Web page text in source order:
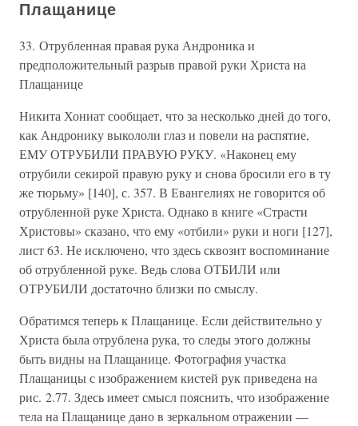
Плащанице
33. Отрубленная правая рука Андроника и
предположительный разрыв правой руки Христа на
Плащанице
Никита Хониат сообщает, что за несколько дней до того,
как Андронику выкололи глаз и повели на распятие,
ЕМУ ОТРУБИЛИ ПРАВУЮ РУКУ. «Наконец ему
отрубили секирой правую руку и снова бросили его в ту
же тюрьму» [140], с. 357. В Евангелиях не говорится об
отрубленной руке Христа. Однако в книге «Страсти
Христовы» сказано, что ему «отбили» руки и ноги [127],
лист 63. Не исключено, что здесь сквозит воспоминание
об отрубленной руке. Ведь слова ОТБИЛИ или
ОТРУБИЛИ достаточно близки по смыслу.
Обратимся теперь к Плащанице. Если действительно у
Христа была отрублена рука, то следы этого должны
быть видны на Плащанице. Фотография участка
Плащаницы с изображением кистей рук приведена на
рис. 2.77. Здесь имеет смысл пояснить, что изображение
тела на Плащанице дано в зеркальном отражении —